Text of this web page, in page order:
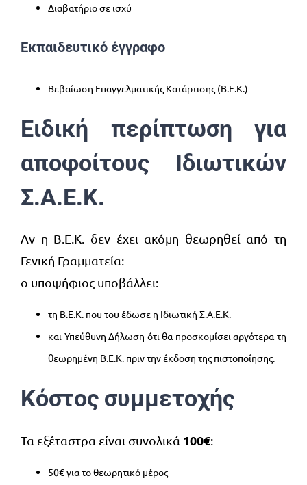
Διαβατήριο σε ισχύ
Εκπαιδευτικό έγγραφο
Βεβαίωση Επαγγελματικής Κατάρτισης (Β.Ε.Κ.)
Ειδική περίπτωση για
αποφοίτους Ιδιωτικών
Σ.Α.Ε.Κ.
Αν η Β.Ε.Κ. δεν έχει ακόμη θεωρηθεί από τη
Γενική Γραμματεία:
ο υποψήφιος υποβάλλει:
τη Β.Ε.Κ. που του έδωσε η Ιδιωτική Σ.Α.Ε.Κ.
και Υπεύθυνη Δήλωση ότι θα προσκομίσει αργότερα τη
θεωρημένη Β.Ε.Κ. πριν την έκδοση της πιστοποίησης.
Κόστος συμμετοχής
Τα εξέταστρα είναι συνολικά 100€:
50€ για το θεωρητικό μέρος